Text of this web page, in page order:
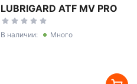
автоматических трансмиссий
LUBRIGARD ATF MV PRO
В наличии: Много